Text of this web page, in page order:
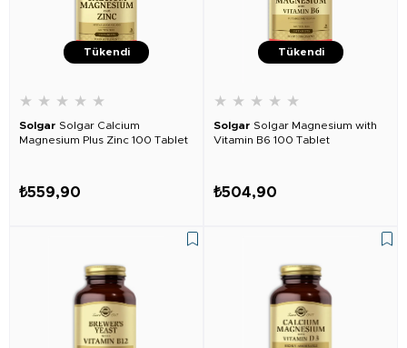
Tükendi
★ ★ ★ ★ ★
Solgar Solgar Calcium
Magnesium Plus Zinc 100 Tablet
₺559,90
Tükendi
★ ★ ★ ★ ★
Solgar Solgar Magnesium with
Vitamin B6 100 Tablet
₺504,90